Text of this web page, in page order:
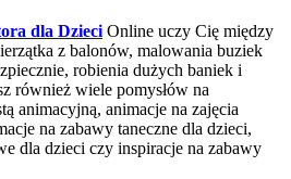
dla DzieciOnline uczy Cię między
z balonów, malowania buziek
robienia dużych baniek i
również wiele pomysłów na
animacyjną, animacje na zajęcia
na zabawy taneczne dla dzieci,
dla dzieci czy inspiracje na zabawy